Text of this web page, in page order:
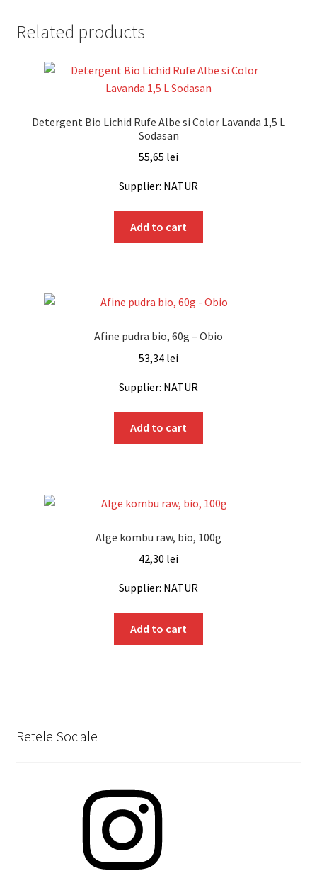
Related products
Detergent Bio Lichid Rufe Albe si Color Lavanda 1,5 L
Sodasan
55,65 lei
Supplier: NATUR
Add to cart
Afine pudra bio, 60g – Obio
53,34 lei
Supplier: NATUR
Add to cart
Alge kombu raw, bio, 100g
42,30 lei
Supplier: NATUR
Add to cart
Retele Sociale